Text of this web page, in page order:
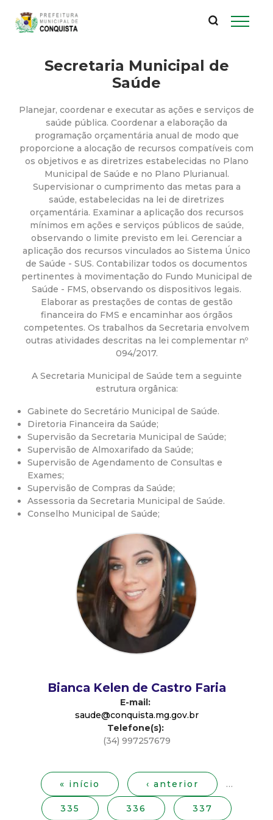
conteúdo
principal
P
f
e
i
t
u
r
a
M
u
n
c
i
p
a
Secretaria Municipal de
Saúde
Planejar, coordenar e executar as ações e serviços de
saúde pública. Coordenar a elaboração da
programação orçamentária anual de modo que
proporcione a alocação de recursos compatíveis com
os objetivos e as diretrizes estabelecidas no Plano
Municipal de Saúde e no Plano Plurianual.
Supervisionar o cumprimento das metas para a
saúde, estabelecidas na lei de diretrizes
orçamentária. Examinar a aplicação dos recursos
mínimos em ações e serviços públicos de saúde,
observando o limite previsto em lei. Gerenciar a
aplicação dos recursos vinculados ao Sistema Único
de Saúde - SUS. Contabilizar todos os documentos
pertinentes à movimentação do Fundo Municipal de
Saúde - FMS, observando os dispositivos legais.
Elaborar as prestações de contas de gestão
financeira do FMS e encaminhar aos órgãos
competentes. Os trabalhos da Secretaria envolvem
outras atividades descritas na lei complementar nº
094/2017.
A Secretaria Municipal de Saúde tem a seguinte
estrutura orgânica:
Gabinete do Secretário Municipal de Saúde.
Diretoria Financeira da Saúde;
Supervisão da Secretaria Municipal de Saúde;
Supervisão de Almoxarifado da Saúde;
Supervisão de Agendamento de Consultas e
Exames;
Supervisão de Compras da Saúde;
Assessoria da Secretaria Municipal de Saúde.
Conselho Municipal de Saúde;
Bianca Kelen de Castro Faria
E-mail:
saude@conquista.mg.gov.br
Telefone(s):
(34) 997257679
« início ‹ anterior …
335 336 337